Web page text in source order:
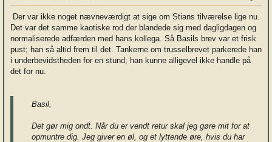
Der var ikke noget nævneværdigt at sige om Stians tilværelse lige nu.
Det var det samme kaotiske rod der blandede sig med dagligdagen og
normaliserede adfærden med hans kollega. Så Basils brev var et frisk
pust; han så altid frem til det. Tankerne om trusselbrevet parkerede han
i underbevidstheden for en stund; han kunne alligevel ikke handle på
det for nu.
Basil,
Det gør mig ondt. Når du er vendt retur skal jeg gøre mit for at
opmuntre dig. Jeg giver en øl, og et lyttende øre, hvis du har